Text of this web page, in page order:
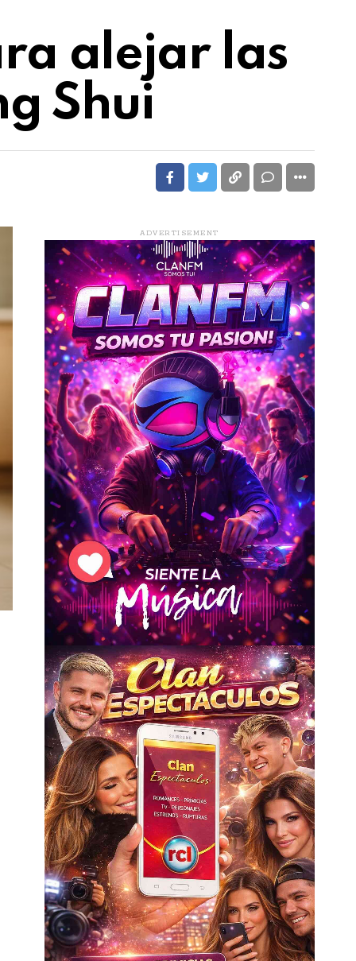
alejar las
Shui
ADVERTISEMENT